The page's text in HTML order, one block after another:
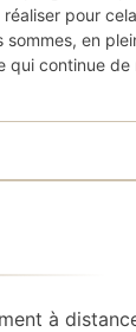
pour
en
qui continue
à